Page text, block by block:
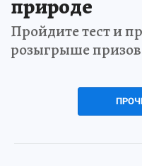
природе
Пройдите тест и
розыгрыше призов